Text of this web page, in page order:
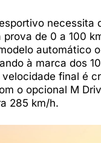
necessita
prova de 0 a 100
automático
à marca dos
velocidade final é
o opcional M
285 km/h.